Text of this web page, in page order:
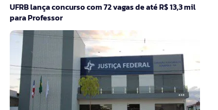
UFRB lança concurso com 72 vagas de até R$ 13,3 mil
para Professor